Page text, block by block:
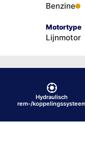
Benzine
Motortype
Lijnmotor
Hydraulisch
rem-/